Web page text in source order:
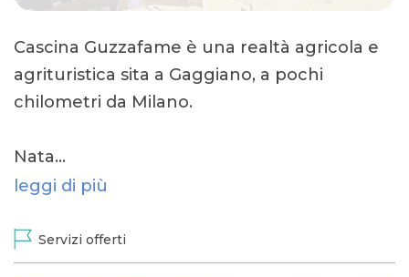
Cascina Guzzafame è una realtà agricola e
agrituristica sita a Gaggiano, a pochi
chilometri da Milano.
Nata…
leggi di più
Servizi offerti